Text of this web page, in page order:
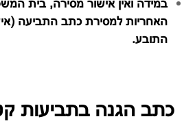
האחריות למסירת כתב התביעה
התובע.
כתב הגנה בתביעות